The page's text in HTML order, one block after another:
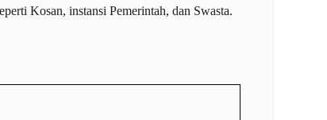
Kosan, instansi Pemerintah, dan Swasta.